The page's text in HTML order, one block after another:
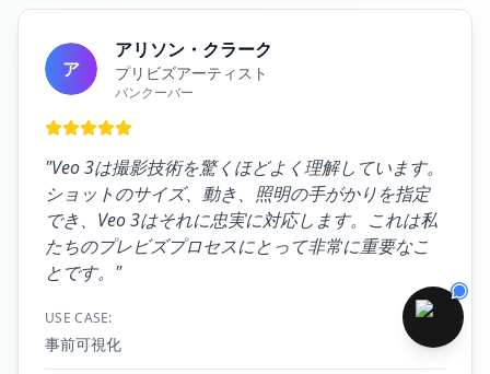
ア
アリソン・クラーク
プリビズアーティスト
バンクーバー
"Veo 3は撮影技術を驚くほどよく理解しています。
ショットのサイズ、動き、照明の手がかりを指定
でき、Veo 3はそれに忠実に対応します。これは私
たちのプレビズプロセスにとって非常に重要なこ
とです。 "
USE CASE:
事前可視化